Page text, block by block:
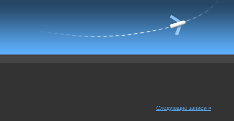
Следующие записи »